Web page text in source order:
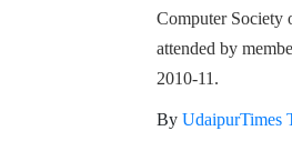
Computer Society
attended by
2010-11.
By UdaipurTimes